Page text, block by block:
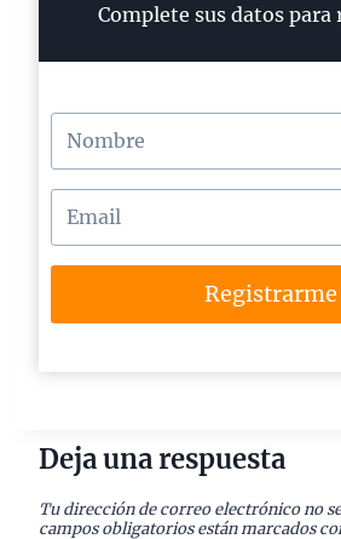
Complete sus datos para
Registrarme
Deja una respuesta
Tu dirección de correo electrónico no
campos obligatorios están marcados